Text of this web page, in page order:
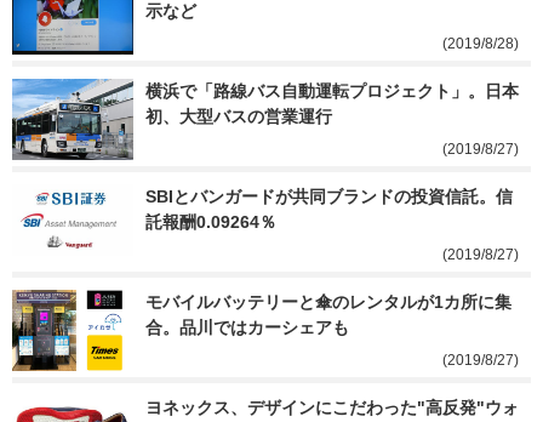
示など
(2019/8/28)
横浜で「路線バス自動運転プロジェクト」。日本
初、大型バスの営業運行
(2019/8/27)
SBIとバンガードが共同ブランドの投資信託。信
託報酬0.09264％
(2019/8/27)
モバイルバッテリーと傘のレンタルが1カ所に集
合。品川ではカーシェアも
(2019/8/27)
ヨネックス、デザインにこだわった"高反発"ウォ